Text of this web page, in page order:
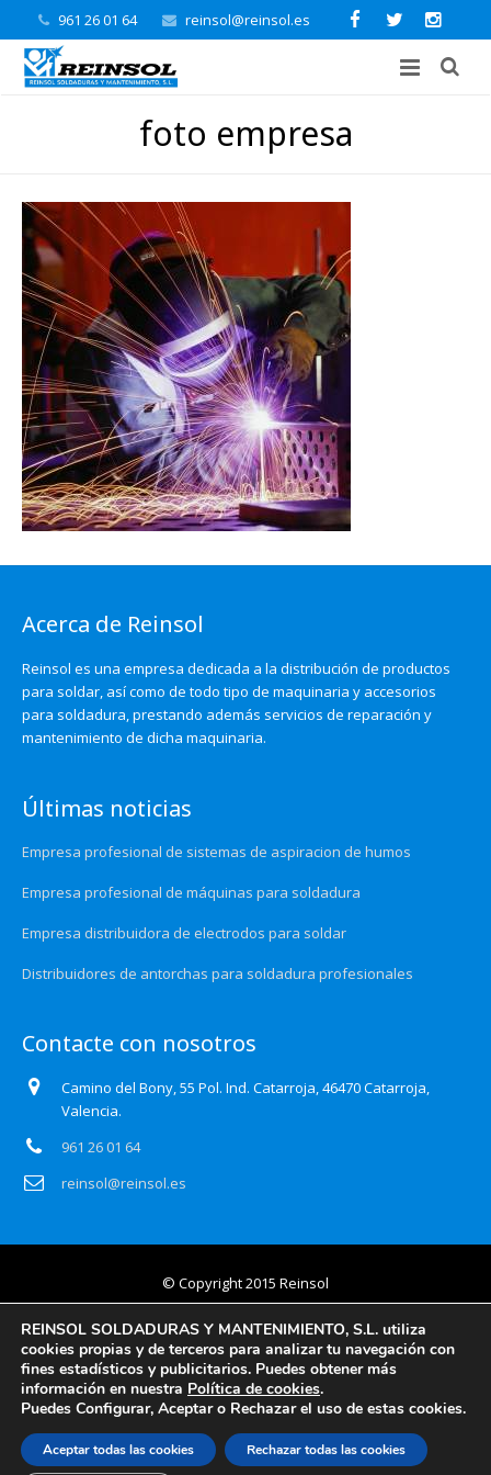
961 26 01 64 reinsol@reinsol.es
foto empresa
Acerca de Reinsol
Reinsol es una empresa dedicada a la distribución de productos
para soldar, así como de todo tipo de maquinaria y accesorios
para soldadura, prestando además servicios de reparación y
mantenimiento de dicha maquinaria.
Últimas noticias
Empresa profesional de sistemas de aspiracion de humos
Empresa profesional de máquinas para soldadura
Empresa distribuidora de electrodos para soldar
Distribuidores de antorchas para soldadura profesionales
Contacte con nosotros
Camino del Bony, 55 Pol. Ind. Catarroja, 46470 Catarroja,
Valencia.
961 26 01 64
reinsol@reinsol.es
© Copyright 2015 Reinsol
Aviso legal
Política de privacidad
Certificado Auditoría Web
Información básica y detallada en protección de datos
REINSOL SOLDADURAS Y MANTENIMIENTO, S.L. utiliza
cookies propias y de terceros para analizar tu navegación con
fines estadísticos y publicitarios. Puedes obtener más
información en nuestra Política de cookies.
Puedes Configurar, Aceptar o Rechazar el uso de estas cookies.
Aceptar todas las cookies Rechazar todas las cookies